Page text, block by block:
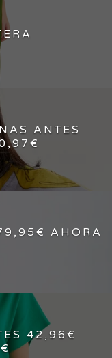
ANTES
AHORA
42,96€